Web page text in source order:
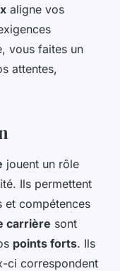
aligne vos
vous faites un
attentes,
jouent un rôle
Ils permettent
et compétences
carrière sont
points forts. Ils
ci correspondent